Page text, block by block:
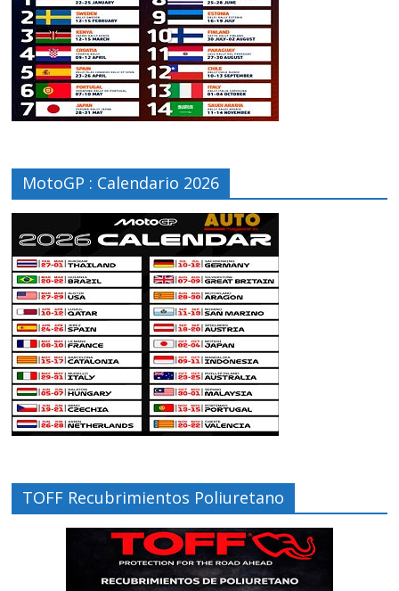
MotoGP : Calendario 2026
TOFF Recubrimientos Poliuretano